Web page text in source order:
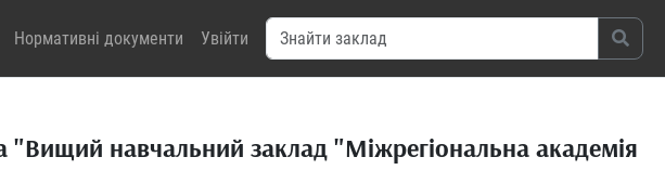
Нормативні документи Увійти
"Вищий навчальний заклад "Міжрегіональна академія